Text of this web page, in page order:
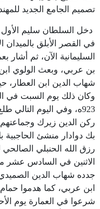
تصميم الجامع الجديد
في القصر الأبلق
السليمانية الآن، ثم
بن عربي، وبعث الولوي
شهاب الدين ابن العطار،
وكان ذلك يوم السبت في
923ه، وفي اليوم
ركن الدين زيرك وجماعتهم
بك دوادار منشئ الحاجبية
رزق الله الحنبلي
الاثنين في السادس
جدده شهاب الدين
ابن عربي، كما هدموا
شرعوا في العمارة يوم